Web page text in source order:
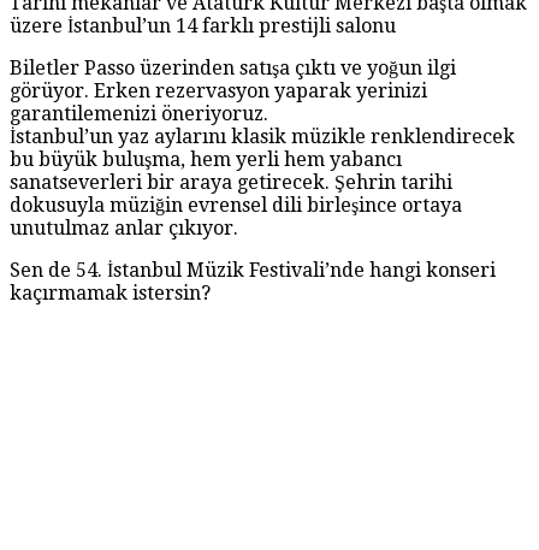
üzere İstanbul’un 14 farklı prestijli salonu
Biletler Passo üzerinden satışa çıktı ve yoğun ilgi
görüyor. Erken rezervasyon yaparak yerinizi
garantilemenizi öneriyoruz.
İstanbul’un yaz aylarını klasik müzikle renklendirecek
bu büyük buluşma, hem yerli hem yabancı
sanatseverleri bir araya getirecek. Şehrin tarihi
dokusuyla müziğin evrensel dili birleşince ortaya
unutulmaz anlar çıkıyor.
Sen de 54. İstanbul Müzik Festivali’nde hangi konseri
kaçırmamak istersin?